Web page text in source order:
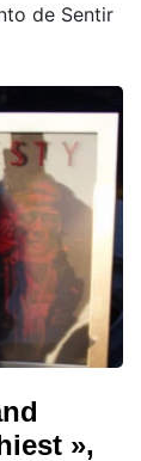
de Sentir
»,